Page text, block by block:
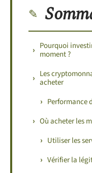
Pourquoi
moment ?
Les
acheter
Performance
Où acheter les
Utiliser les
Vérifier la